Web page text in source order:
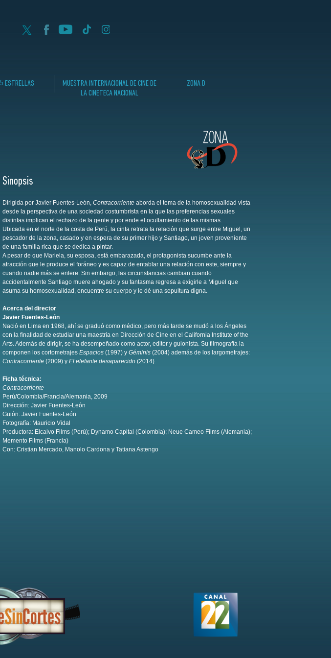
5 ESTRELLAS
MUESTRA INTERNACIONAL DE CINE DE
LA CINETECA NACIONAL
ZONA D
Sinopsis
Dirigida por Javier Fuentes-León, Contracorriente aborda el tema de la homosexualidad vista
desde la perspectiva de una sociedad costumbrista en la que las preferencias sexuales
distintas implican el rechazo de la gente y por ende el ocultamiento de las mismas.
Ubicada en el norte de la costa de Perú, la cinta retrata la relación que surge entre Miguel, un
pescador de la zona, casado y en espera de su primer hijo y Santiago, un joven proveniente
de una familia rica que se dedica a pintar.
A pesar de que Mariela, su esposa, está embarazada, el protagonista sucumbe ante la
atracción que le produce el foráneo y es capaz de entablar una relación con este, siempre y
cuando nadie más se entere. Sin embargo, las circunstancias cambian cuando
accidentalmente Santiago muere ahogado y su fantasma regresa a exigirle a Miguel que
asuma su homosexualidad, encuentre su cuerpo y le dé una sepultura digna.
Acerca del director
Javier Fuentes-León
Nació en Lima en 1968, ahí se graduó como médico, pero más tarde se mudó a los Ángeles
con la finalidad de estudiar una maestría en Dirección de Cine en el California Institute of the
Arts. Además de dirigir, se ha desempeñado como actor, editor y guionista. Su filmografía la
componen los cortometrajes Espacios (1997) y Géminis (2004) además de los largometrajes:
Contracorriente (2009) y El elefante desaparecido (2014).
Ficha técnica:
Contracorriente
Perú/Colombia/Francia/Alemania, 2009
Dirección: Javier Fuentes-León
Guión: Javier Fuentes-León
Fotografía: Mauricio Vidal
Productora: Elcalvo Films (Perú); Dynamo Capital (Colombia); Neue Cameo Films (Alemania);
Memento Films (Francia)
Con: Cristian Mercado, Manolo Cardona y Tatiana Astengo